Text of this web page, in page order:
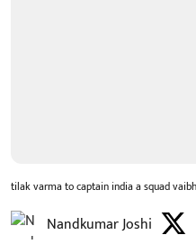
tilak varma to captain india a squad
Nandkumar Joshi